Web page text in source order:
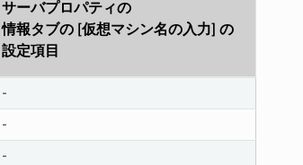
サーバプロパティの
情報タブの [仮想マシン名の入力] の
設定項目
-
-
-